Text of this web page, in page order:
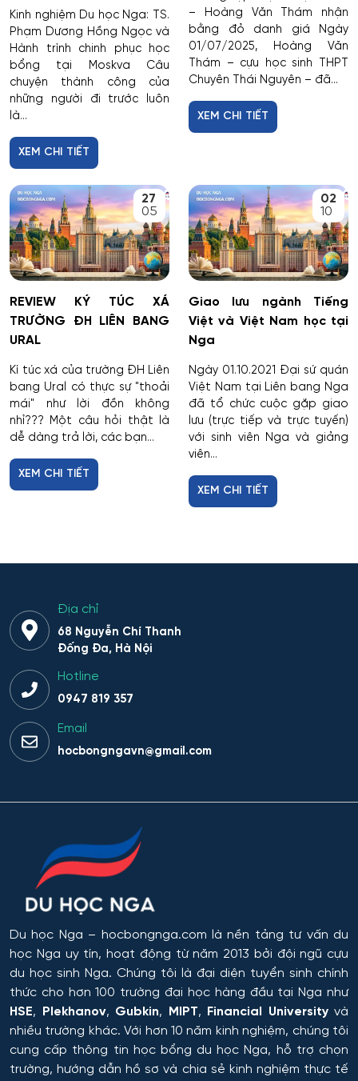
Kinh nghiệm Du học Nga: TS.
Phạm Dương Hồng Ngọc và
Hành trình chinh phục học
bổng tại Moskva Câu
chuyện thành công của
những người đi trước luôn
là...
XEM CHI TIẾT
– Hoàng Văn Thám nhận
bằng đỏ danh giá Ngày
01/07/2025, Hoàng Văn
Thám – cựu học sinh THPT
Chuyên Thái Nguyên – đã...
XEM CHI TIẾT
27
05
REVIEW KÝ TÚC XÁ
TRƯỜNG ĐH LIÊN BANG
URAL
Kí túc xá của trường ĐH Liên
bang Ural có thực sự "thoải
mái" như lời đồn không
nhỉ??? Một câu hỏi thật là
dễ dàng trả lời, các bạn...
XEM CHI TIẾT
02
10
Giao lưu ngành Tiếng
Việt và Việt Nam học tại
Nga
Ngày 01.10.2021 Đại sứ quán
Việt Nam tại Liên bang Nga
đã tổ chức cuộc gặp giao
lưu (trực tiếp và trực tuyến)
với sinh viên Nga và giảng
viên...
XEM CHI TIẾT
Địa chỉ
68 Nguyễn Chí Thanh
Đống Đa, Hà Nội
Hotline
0947 819 357
Email
hocbongngavn@gmail.com
Du học Nga – hocbongnga.com là nền tảng tư vấn du
học Nga uy tín, hoạt động từ năm 2013 bởi đội ngũ cựu
du học sinh Nga. Chúng tôi là đại diện tuyển sinh chính
thức cho hơn 100 trường đại học hàng đầu tại Nga như
HSE, Plekhanov, Gubkin, MIPT, Financial Universityvà
nhiều trường khác. Với hơn 10 năm kinh nghiệm, chúng tôi
cung cấp thông tin học bổng du học Nga, hỗ trợ chọn
trường, hướng dẫn hồ sơ và chia sẻ kinh nghiệm thực tế